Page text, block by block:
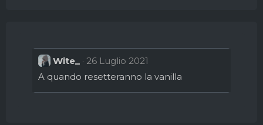
Wite_
26 Luglio 2021
A quando resetteranno la vanilla